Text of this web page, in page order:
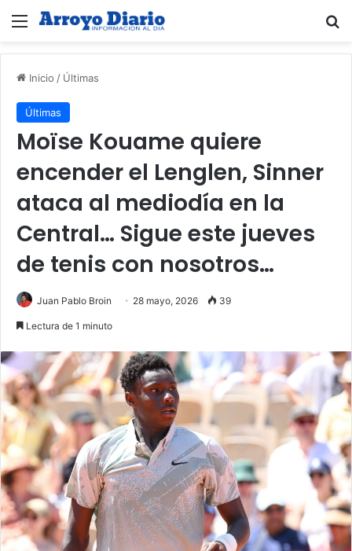
Menú
Inicio / Últimas
Últimas
Moïse Kouame quiere
encender el Lenglen, Sinner
ataca al mediodía en la
Central… Sigue este jueves
de tenis con nosotros…
Juan Pablo Broin 28 mayo, 2026 39
Lectura de 1 minuto